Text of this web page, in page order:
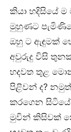
කියා හදිසියේ ම
මුහුණට
ඔහු ට ඇඳුමක්
අවුරුදු විසි
හදවත තුළ
පිළිවන් ද?
කරගෙන
මුවින් කිසිවක්